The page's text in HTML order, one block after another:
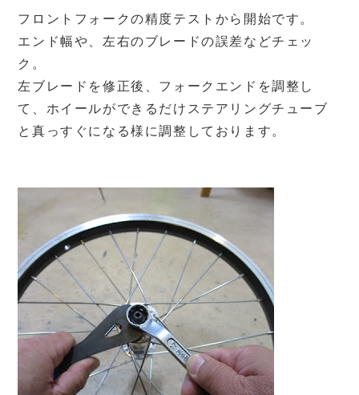
フロントフォークの精度テストから開始です。
エンド幅や、左右のブレードの誤差などチェッ
ク。
左ブレードを修正後、フォークエンドを調整し
て、ホイールができるだけステアリングチューブ
と真っすぐになる様に調整しております。